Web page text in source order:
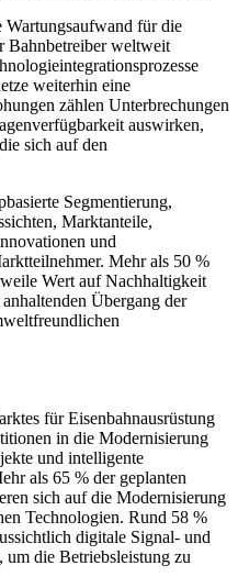
Wartungsaufwand für die
Bahnbetreiber weltweit
weiterhin eine
zählen Unterbrechungen
auswirken,
sich auf den
Segmentierung,
Marktanteile,
und
Mehr als 50 %
Wert auf Nachhaltigkeit
Übergang der
für Eisenbahnausrüstung
in die Modernisierung
und intelligente
als 65 % der geplanten
sich auf die Modernisierung
Technologien. Rund 58 %
digitale Signal- und
um die Betriebsleistung zu